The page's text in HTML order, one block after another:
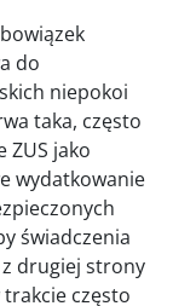
do
niepokoi
taka, często
ZUS jako
wydatkowanie
świadczenia
drugiej strony
często